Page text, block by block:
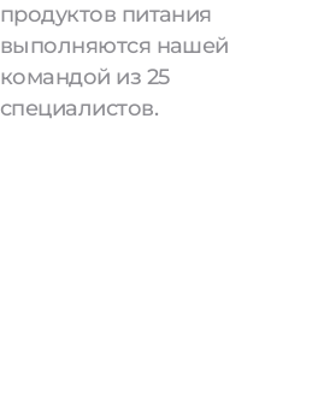
продуктов питания
выполняются нашей
командой из 25
специалистов.